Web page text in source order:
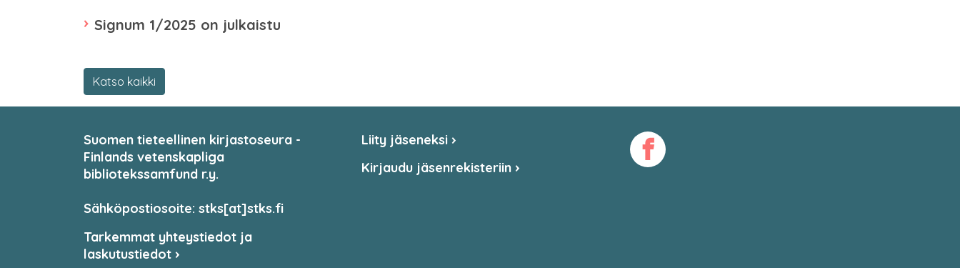
Signum 1/2025 on julkaistu
Katso kaikki
Suomen tieteellinen kirjastoseura -
Finlands vetenskapliga
bibliotekssamfund r.y.
Sähköpostiosoite: stks[at]stks.fi
Tarkemmat yhteystiedot ja
laskutustiedot
Liity jäseneksi
Kirjaudu jäsenrekisteriin